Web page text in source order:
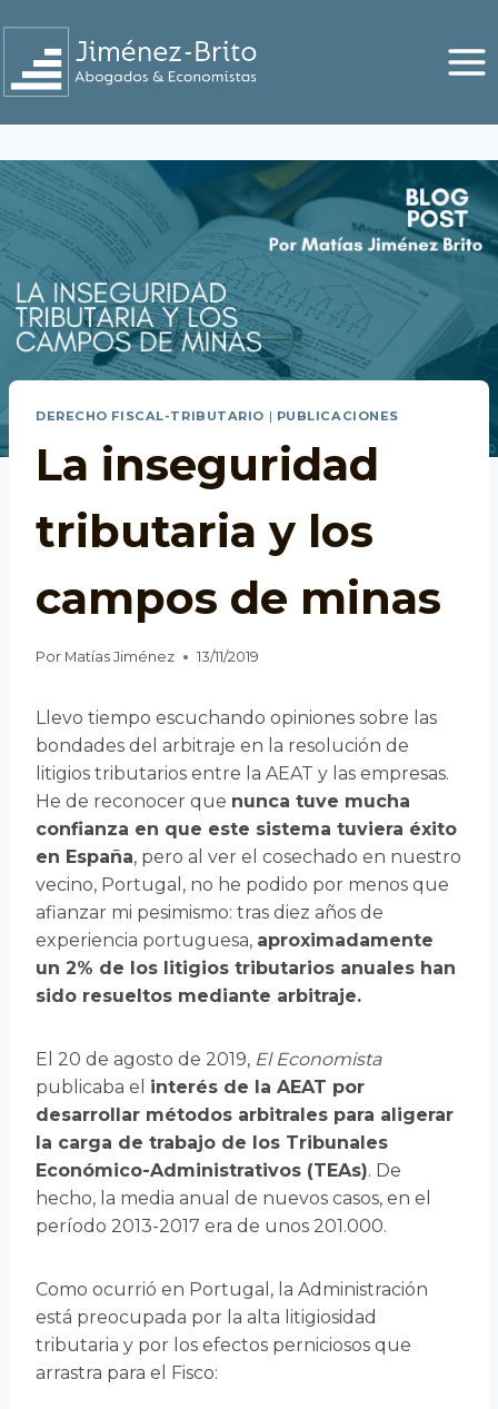
contenido
DERECHO FISCAL-TRIBUTARIO | PUBLICACIONES
La inseguridad
tributaria y los
campos de minas
Por Matías Jiménez 13/11/2019
Llevo tiempo escuchando opiniones sobre las
bondades del arbitraje en la resolución de
litigios tributarios entre la AEAT y las empresas.
He de reconocer que nunca tuve mucha
confianza en que este sistema tuviera éxito
en España, pero al ver el cosechado en nuestro
vecino, Portugal, no he podido por menos que
afianzar mi pesimismo: tras diez años de
experiencia portuguesa, aproximadamente
un 2% de los litigios tributarios anuales han
sido resueltos mediante arbitraje.
El 20 de agosto de 2019, El Economista
publicaba el interés de la AEAT por
desarrollar métodos arbitrales para aligerar
la carga de trabajo de los Tribunales
Económico-Administrativos (TEAs). De
hecho, la media anual de nuevos casos, en el
período 2013-2017 era de unos 201.000.
Como ocurrió en Portugal, la Administración
está preocupada por la alta litigiosidad
tributaria y por los efectos perniciosos que
arrastra para el Fisco: